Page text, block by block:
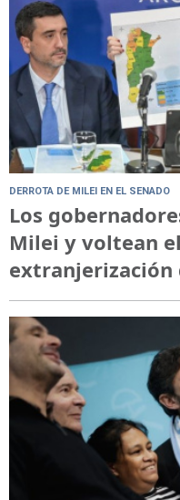
DERROTA DE MILEI EN EL SENADO
Los
Milei y voltean
extranjerización